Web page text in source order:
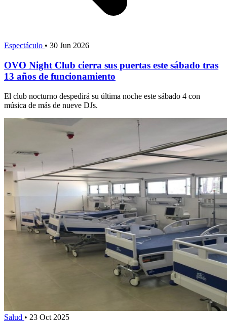
Espectáculo • 30 Jun 2026
OVO Night Club cierra sus puertas este sábado tras
13 años de funcionamiento
El club nocturno despedirá su última noche este sábado 4 con
música de más de nueve DJs.
Salud • 23 Oct 2025